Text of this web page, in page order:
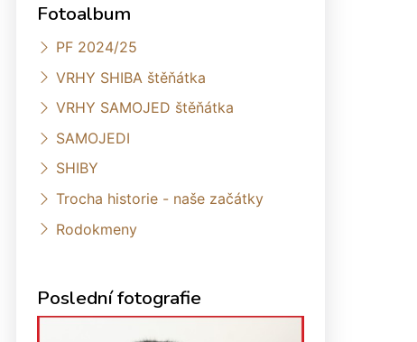
Fotoalbum
PF 2024/25
VRHY SHIBA štěňátka
VRHY SAMOJED štěňátka
SAMOJEDI
SHIBY
Trocha historie - naše začátky
Rodokmeny
Poslední fotografie